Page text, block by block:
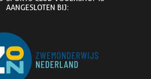
AANGESLOTEN BIJ: